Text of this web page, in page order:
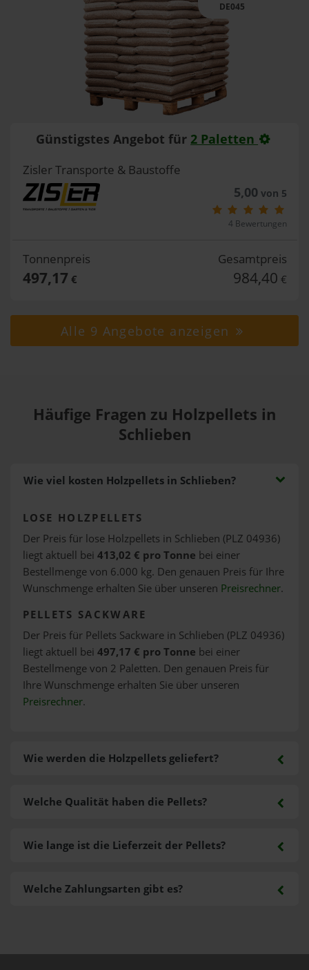
DE045
Günstigstes Angebot für 2 Paletten
Zisler Transporte & Baustoffe
5,00 von 5
4 Bewertungen
Tonnenpreis
497,17 €
Gesamtpreis
984,40 €
Alle 9 Angebote anzeigen
Häufige Fragen zu Holzpellets in
Schlieben
Wie viel kosten Holzpellets in Schlieben?
LOSE HOLZPELLETS
Der Preis für lose Holzpellets in Schlieben (PLZ 04936)
liegt aktuell bei 413,02 € pro Tonne bei einer
Bestellmenge von 6.000 kg. Den genauen Preis für Ihre
Wunschmenge erhalten Sie über unseren Preisrechner.
PELLETS SACKWARE
Der Preis für Pellets Sackware in Schlieben (PLZ 04936)
liegt aktuell bei 497,17 € pro Tonne bei einer
Bestellmenge von 2 Paletten. Den genauen Preis für
Ihre Wunschmenge erhalten Sie über unseren
Preisrechner.
Wie werden die Holzpellets geliefert?
Welche Zahlungsarten gibt es?
Welche Qualität haben die Pellets?
Wie lange ist die Lieferzeit der Pellets?